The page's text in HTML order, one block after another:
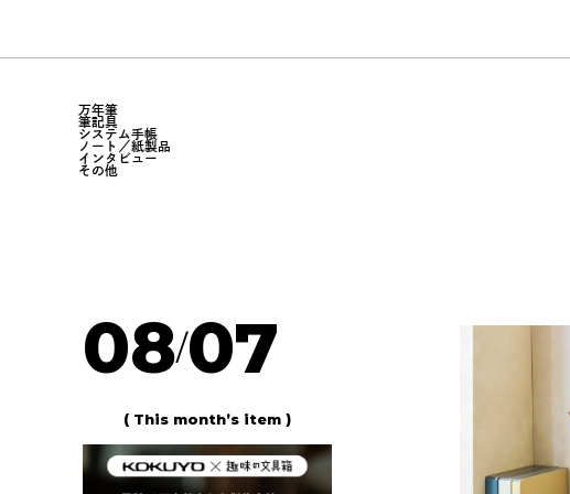
万年筆
筆記具
システム手帳
ノート／紙製品
インタビュー
その他
08/07
( This month’s item )